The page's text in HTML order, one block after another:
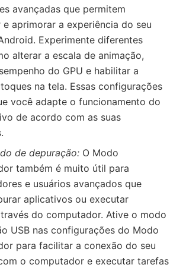
avançadas que permitem
e aprimorar a experiência do seu
Experimente diferentes
alterar a escala de animação,
do GPU e habilitar a
na tela. Essas configurações
você adapte o funcionamento do
de acordo com as suas
de depuração: O Modo
também é muito útil para
e usuários avançados que
aplicativos ou executar
do computador. Ative o modo
USB nas configurações do Modo
para facilitar a conexão do seu
o computador e executar tarefas